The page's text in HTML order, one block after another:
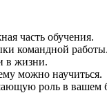
часть обучения.
командной работы.
в жизни.
можно научиться.
роль в вашем